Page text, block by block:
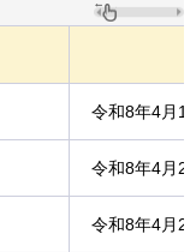
令和8年4月
令和8年4月
令和8年4月